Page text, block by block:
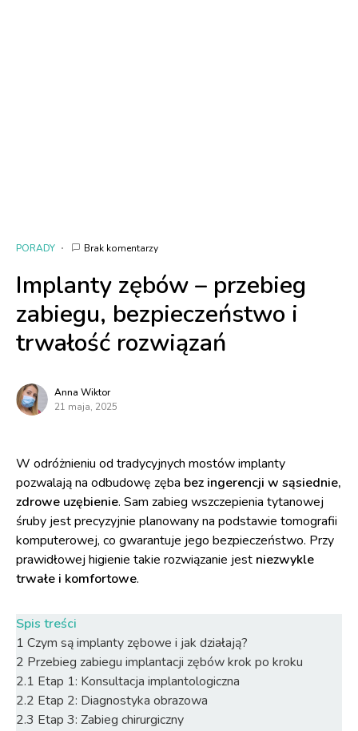
PORADY Brak komentarzy
Implanty zębów – przebieg
zabiegu, bezpieczeństwo i
trwałość rozwiązań
Anna Wiktor
21 maja, 2025
W odróżnieniu od tradycyjnych mostów implanty
pozwalają na odbudowę zęba bez ingerencji w sąsiednie,
zdrowe uzębienie. Sam zabieg wszczepienia tytanowej
śruby jest precyzyjnie planowany na podstawie tomografii
komputerowej, co gwarantuje jego bezpieczeństwo. Przy
prawidłowej higienie takie rozwiązanie jest niezwykle
trwałe i komfortowe.
Spis treści
1 Czym są implanty zębowe i jak działają?
2 Przebieg zabiegu implantacji zębów krok po kroku
2.1 Etap 1: Konsultacja implantologiczna
2.2 Etap 2: Diagnostyka obrazowa
2.3 Etap 3: Zabieg chirurgiczny